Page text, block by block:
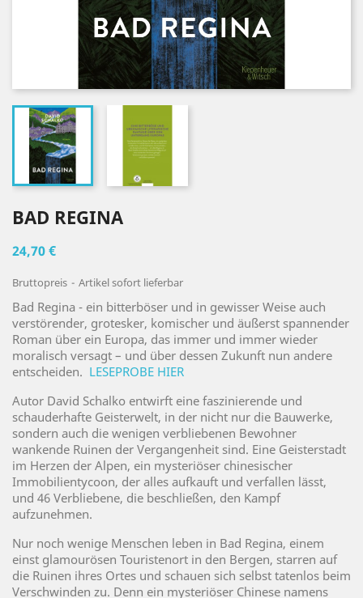
BAD REGINA
24,70 €
Bruttopreis Artikel sofort lieferbar
Bad Regina - ein bitterböser und in gewisser Weise auch
verstörender, grotesker, komischer und äußerst spannender
Roman über ein Europa, das immer und immer wieder
moralisch versagt – und über dessen Zukunft nun andere
entscheiden. LESEPROBE HIER
Autor David Schalko entwirft eine faszinierende und
schauderhafte Geisterwelt, in der nicht nur die Bauwerke,
sondern auch die wenigen verbliebenen Bewohner
wankende Ruinen der Vergangenheit sind. Eine Geisterstadt
im Herzen der Alpen, ein mysteriöser chinesischer
Immobilientycoon, der alles aufkauft und verfallen lässt,
und 46 Verbliebene, die beschließen, den Kampf
aufzunehmen.
Nur noch wenige Menschen leben in Bad Regina, einem
einst glamourösen Touristenort in den Bergen, starren auf
die Ruinen ihres Ortes und schauen sich selbst tatenlos beim
Verschwinden zu. Denn ein mysteriöser Chinese namens